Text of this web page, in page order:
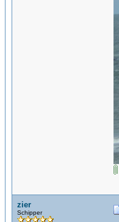
zier
Schipper